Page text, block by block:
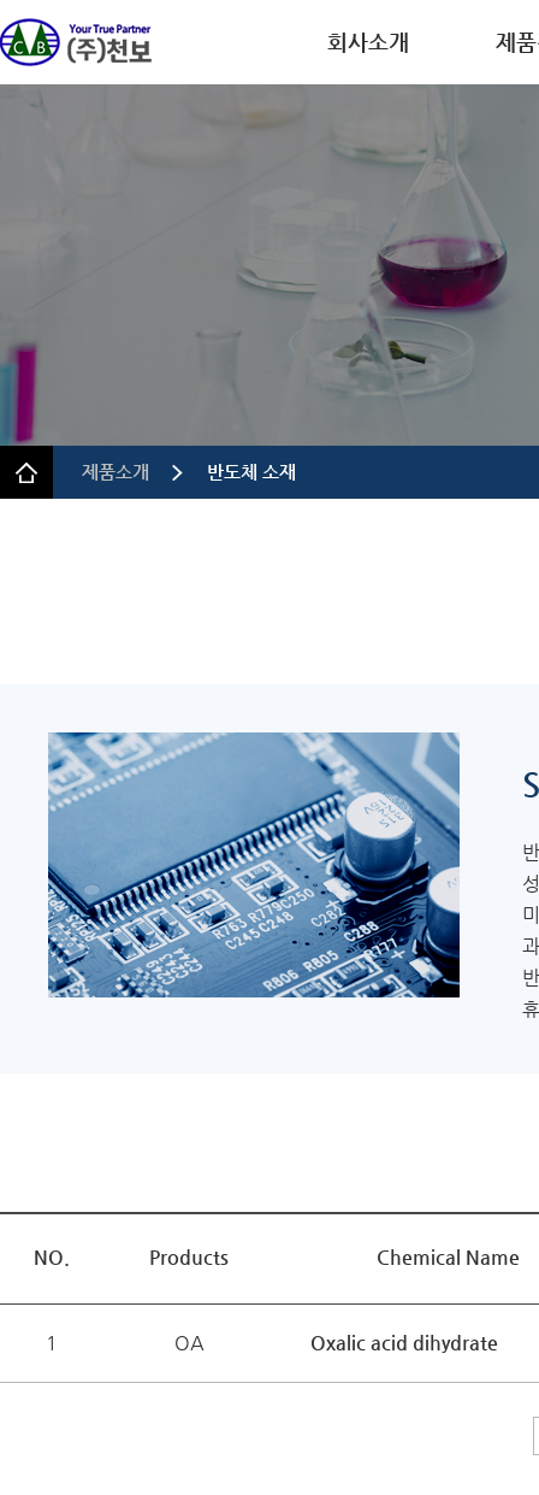
회사소개
CEO인사말
인증.특허
사업장 안내
규정 및 방침
제
의약품
정밀
제품소개 반도체 소재
NO. Products Chemical Name
1 OA Oxalic acid dihydrate